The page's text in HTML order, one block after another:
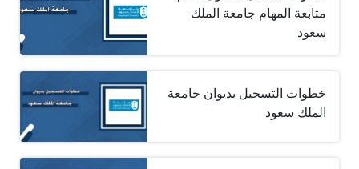
متابعة المهام جامعة الملك
سعود
خطوات التسجيل بديوان جامعة
الملك سعود